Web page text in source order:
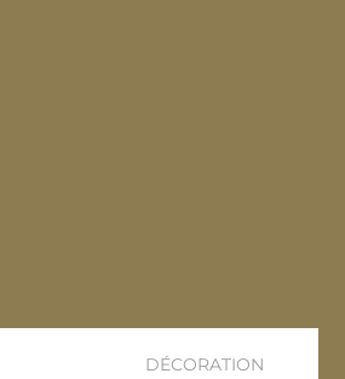
DÉCORATION